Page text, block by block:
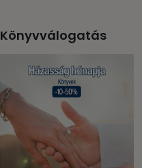
Könyvválogatás